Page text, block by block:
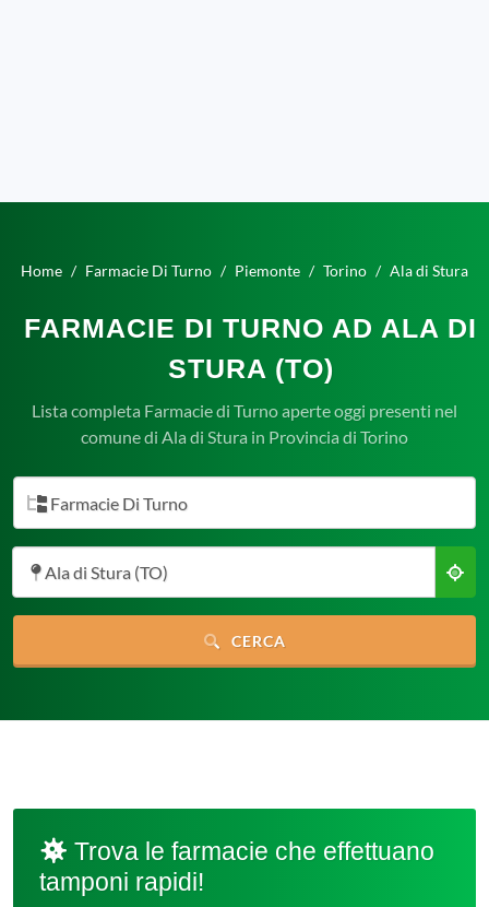
Home Farmacie Di Turno Piemonte Torino Ala di Stura
FARMACIE DI TURNO AD ALA DI
STURA (TO)
Lista completa Farmacie di Turno aperte oggi presenti nel
comune di Ala di Stura in Provincia di Torino
Farmacie Di Turno
Ala di Stura (TO)
CERCA
Trova le farmacie che effettuano
tamponi rapidi!